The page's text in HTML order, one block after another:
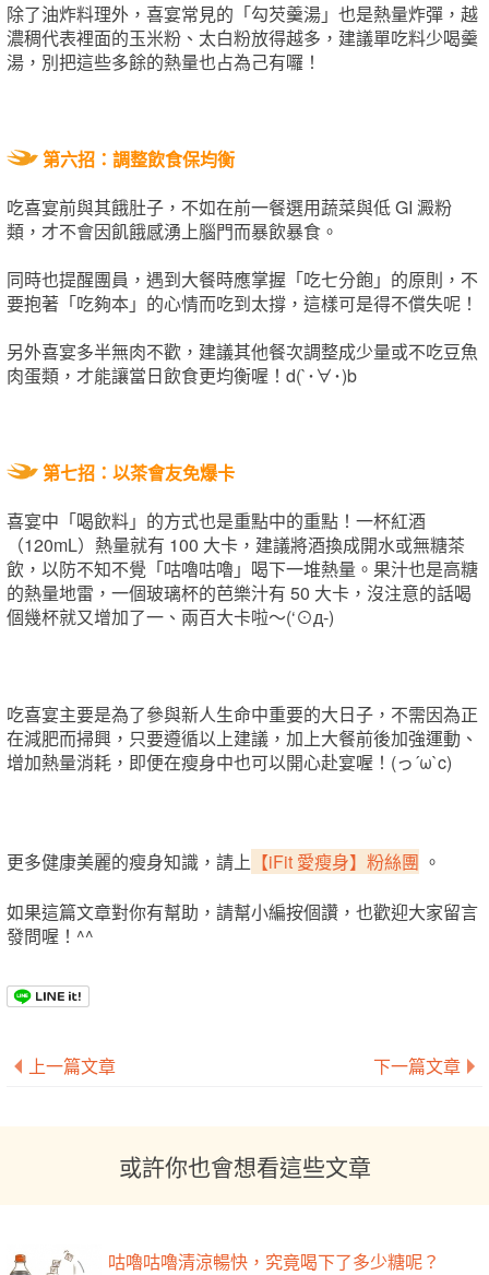
除了油炸料理外，喜宴常見的「勾芡羹湯」也是熱量炸彈，越
濃稠代表裡面的玉米粉、太白粉放得越多，建議單吃料少喝羹
湯，別把這些多餘的熱量也占為己有囉！
第六招：調整飲食保均衡
吃喜宴前與其餓肚子，不如在前一餐選用蔬菜與低 GI 澱粉
類，才不會因飢餓感湧上腦門而暴飲暴食。
同時也提醒團員，遇到大餐時應掌握「吃七分飽」的原則，不
要抱著「吃夠本」的心情而吃到太撐，這樣可是得不償失呢！
另外喜宴多半無肉不歡，建議其他餐次調整成少量或不吃豆魚
肉蛋類，才能讓當日飲食更均衡喔！d(`･∀･)b
第七招：以茶會友免爆卡
喜宴中「喝飲料」的方式也是重點中的重點！一杯紅酒
（120mL）熱量就有 100 大卡，建議將酒換成開水或無糖茶
飲，以防不知不覺「咕嚕咕嚕」喝下一堆熱量。果汁也是高糖
的熱量地雷，一個玻璃杯的芭樂汁有 50 大卡，沒注意的話喝
個幾杯就又增加了一、兩百大卡啦～(‘⊙д-)
吃喜宴主要是為了參與新人生命中重要的大日子，不需因為正
在減肥而掃興，只要遵循以上建議，加上大餐前後加強運動、
增加熱量消耗，即便在瘦身中也可以開心赴宴喔！(っ´ω`c)
更多健康美麗的瘦身知識，請上 【iFit 愛瘦身】粉絲團 。
如果這篇文章對你有幫助，請幫小編按個讚，也歡迎大家留言
發問喔！^^
上一篇文章 下一篇文章
或許你也會想看這些文章
咕嚕咕嚕清涼暢快，究竟喝下了多少糖呢？